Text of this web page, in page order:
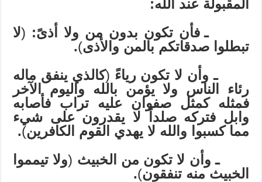
المقبولة عند الله:
ـفأن تكون بدون من ولا أذىً: (لا
تبطلوا صدقاتكم بالمن والأذى)
.
ـوأن لا تكون رياءً (كالذي ينفق ماله
رئاء الناس ولا يؤمن بالله واليوم الآخر
فمثله كمثل صفوان عليه تراب فأصابه
وابل فتركه صلداً لا يقدرون على شيء
مما كسبوا والله لا يهدي القوم الكافرين)
.
ـوأن لا تكون من الخبيث (ولا تيمموا
الخبيث منه تنفقون)
.